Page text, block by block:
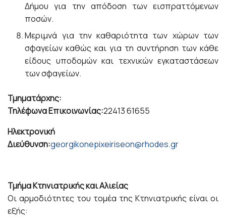
Δήμου για την απόδοση των εισπραττόμενων
ποσών.
Μεριμνά για την καθαριότητα των χώρων των
σφαγείων καθώς και για τη συντήρηση των κάθε
είδους υποδομών και τεχνικών εγκαταστάσεων
των σφαγείων.
Τμηματάρχης:
Τηλέφωνα Επικοινωνίας:22413 61655
Ηλεκτρονική
Διεύθυνση:georgikonepixeiriseon@rhodes.gr
Τμήμα Κτηνιατρικής και Αλιείας
Οι αρμοδιότητες του τομέα της Κτηνιατρικής είναι οι
εξής: